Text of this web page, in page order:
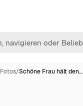
Fotos/Schöne Frau hält den…